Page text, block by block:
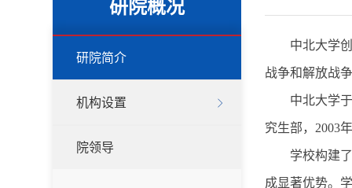
研院概况
研院简介
机构设置
院领导
中北大学
战争和解放战
中北大学
究生部，2003
学校构建
成显著优势。